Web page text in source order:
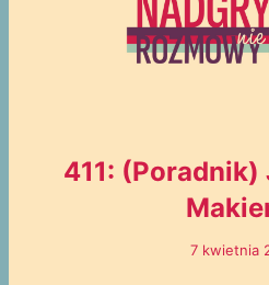
411:
7 kwietnia